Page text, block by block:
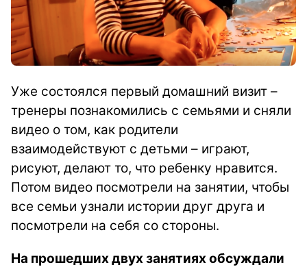
Уже состоялся первый домашний визит –
тренеры познакомились с семьями и сняли
видео о том, как родители
взаимодействуют с детьми – играют,
рисуют, делают то, что ребенку нравится.
Потом видео посмотрели на занятии, чтобы
все семьи узнали истории друг друга и
посмотрели на себя со стороны.
На прошедших двух занятиях обсуждали